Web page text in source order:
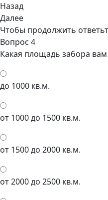
Назад
Далее
Чтобы продолжить
Вопрос 4
Какая площадь забора
до 1000 кв.м.
от 1000 до 1500 кв.м.
от 1500 до 2000 кв.м.
от 2000 до 2500 кв.м.